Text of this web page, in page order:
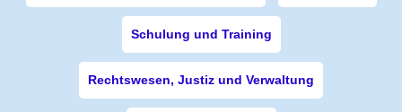
Schulung und Training
Rechtswesen, Justiz und Verwaltung